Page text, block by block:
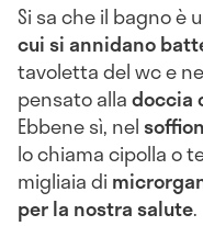
Si sa che il bagno è
cui si annidano
tavoletta del wc e
pensato alladoccia
Ebbene sì, nel
lo chiama cipolla o
migliaia di
per la nostra salute.